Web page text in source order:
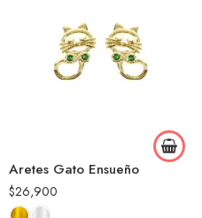
Aretes Gato Ensueño
$26,900